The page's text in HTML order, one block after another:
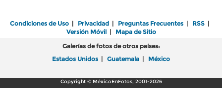
Condiciones de Uso Privacidad Preguntas Frecuentes RSS
Versión Móvil| Mapa de Sitio
Galerías de fotos de otros países:
Estados Unidos
Guatemala México
Copyright © MéxicoEnFotos, 2001-2026